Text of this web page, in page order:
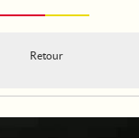
Retour